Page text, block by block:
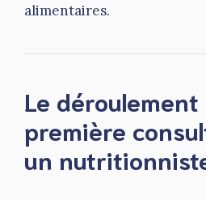
alimentaires.
Le déroulement
première
un